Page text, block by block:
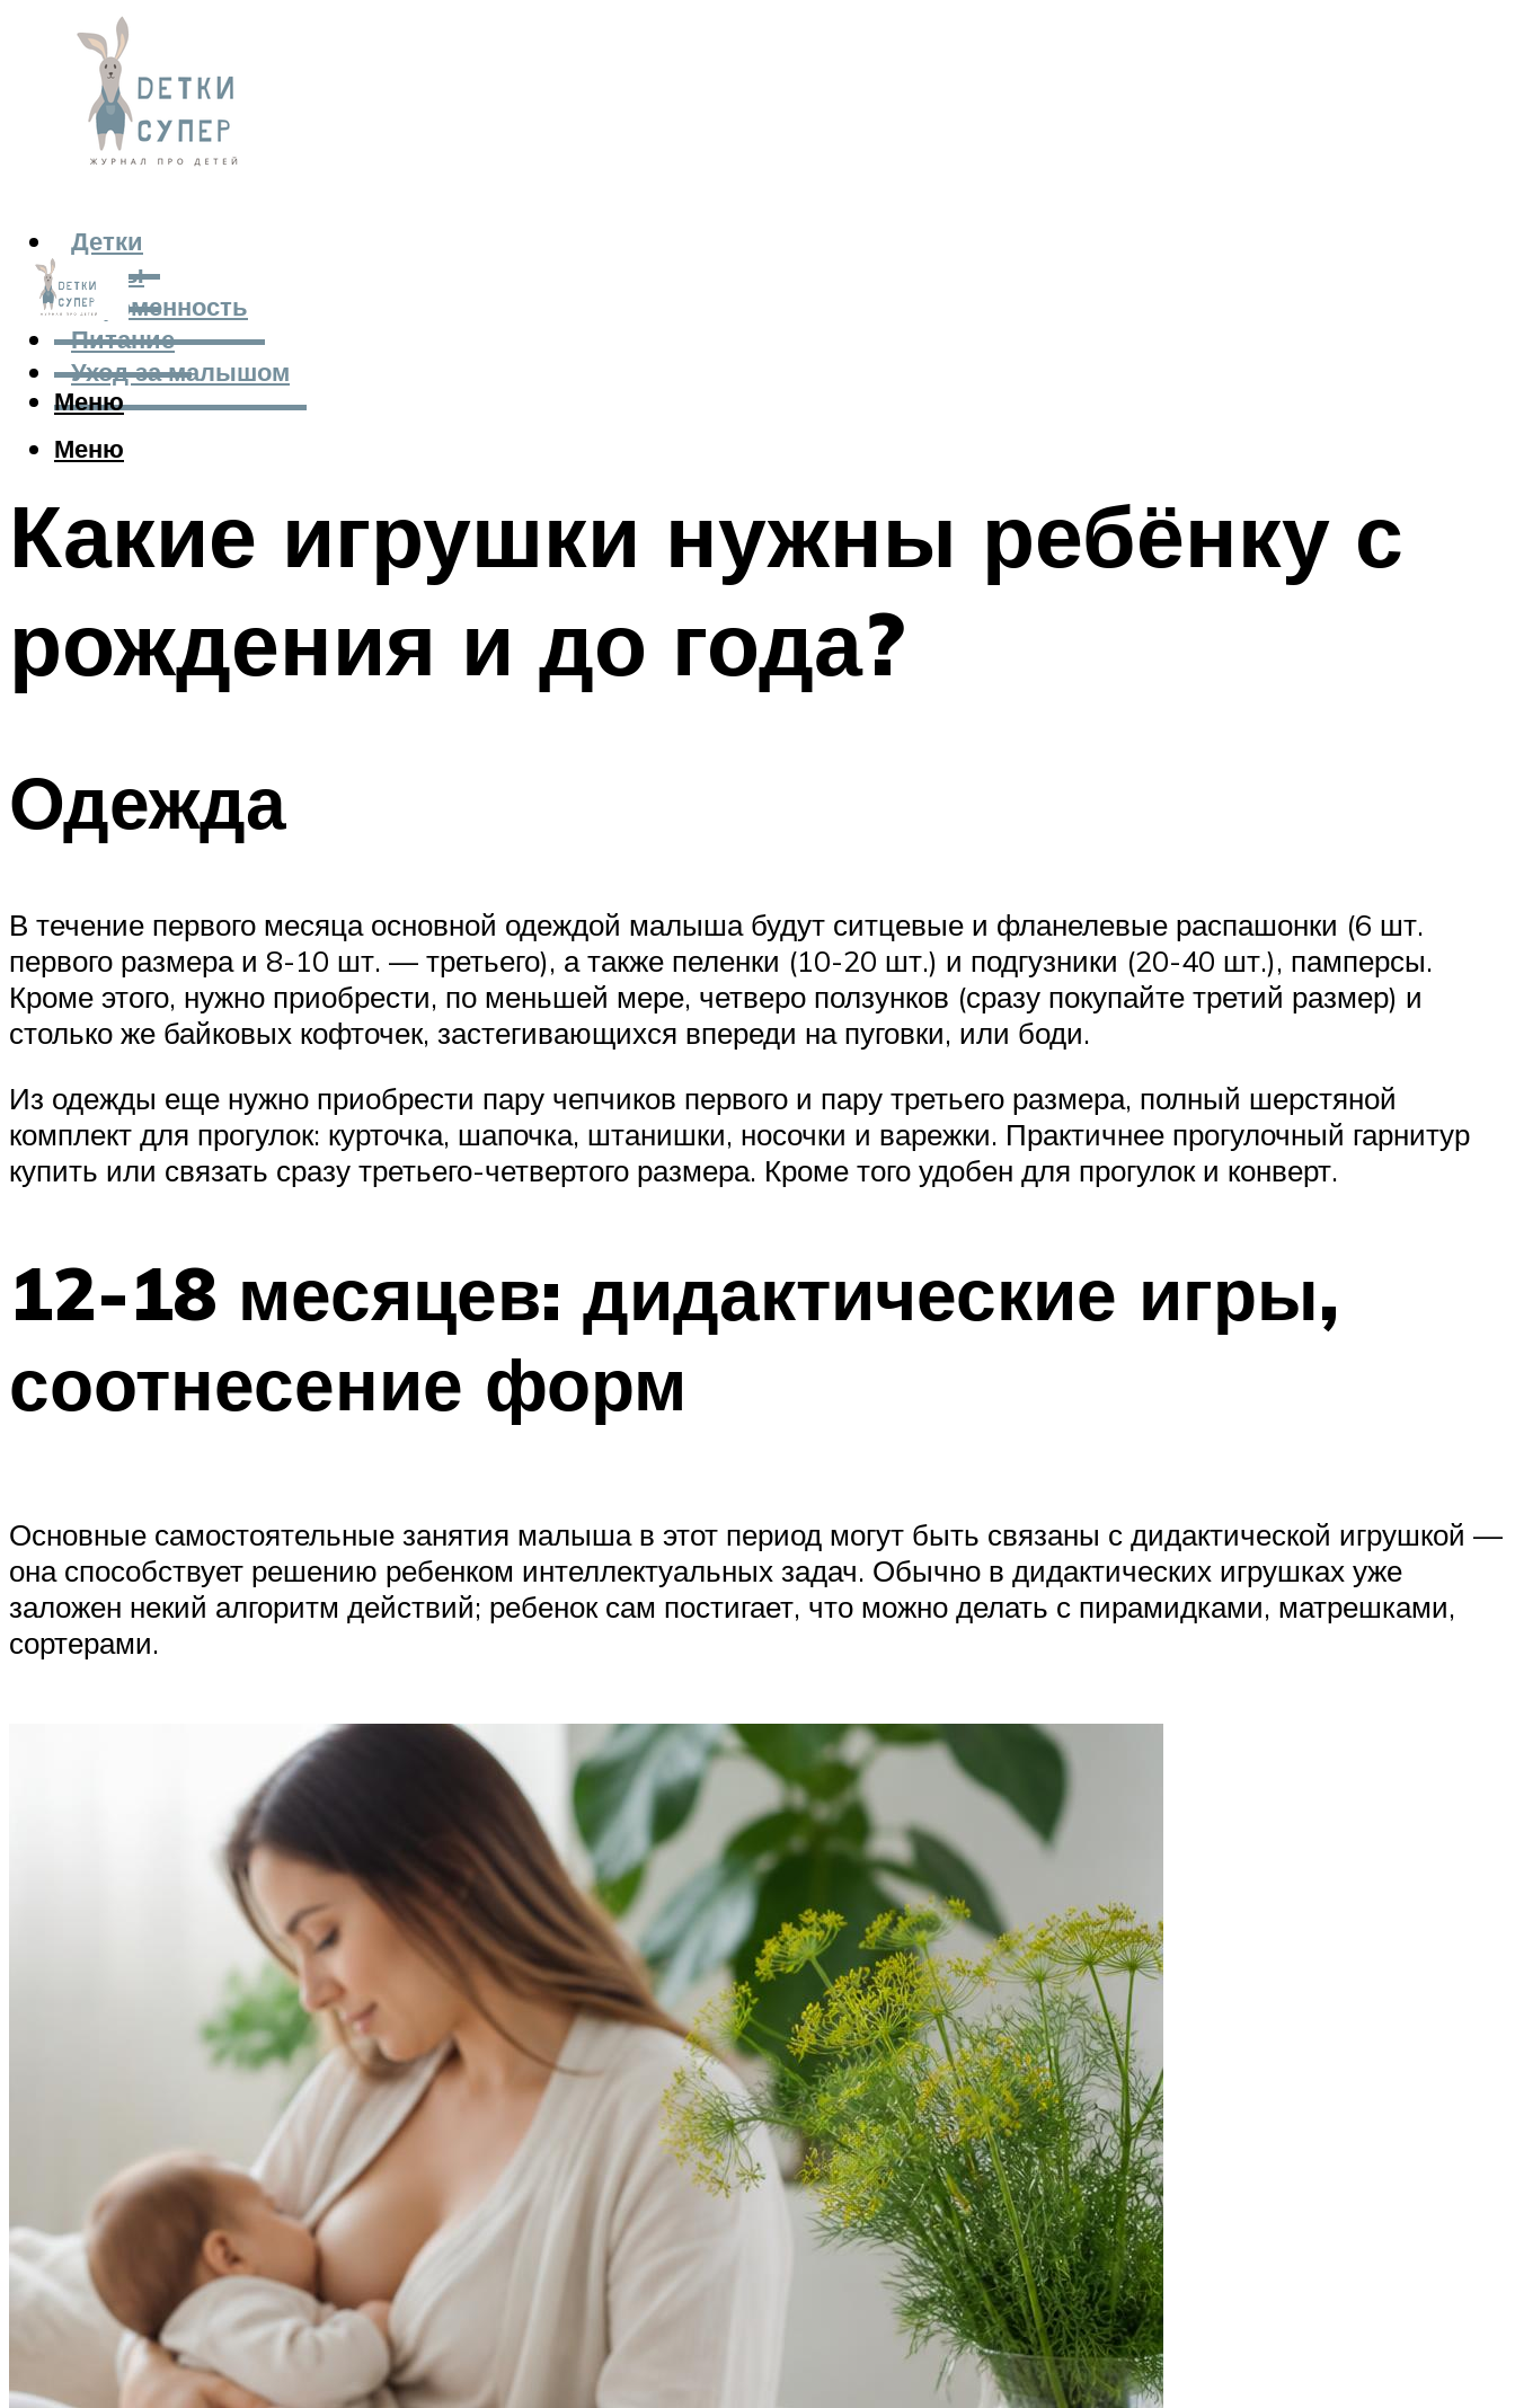
Детки
Мамы
Беременность
Питание
Уход за малышом
Меню
Меню
Какие игрушки нужны ребёнку с
рождения и до года?
Одежда
В течение первого месяца основной одеждой малыша будут ситцевые и фланелевые распашонки (6 шт.
первого размера и 8-10 шт. — третьего), а также пеленки (10-20 шт.) и подгузники (20-40 шт.), памперсы.
Кроме этого, нужно приобрести, по меньшей мере, четверо ползунков (сразу покупайте третий размер) и
столько же байковых кофточек, застегивающихся впереди на пуговки, или боди.
Из одежды еще нужно приобрести пару чепчиков первого и пару третьего размера, полный шерстяной
комплект для прогулок: курточка, шапочка, штанишки, носочки и варежки. Практичнее прогулочный гарнитур
купить или связать сразу третьего-четвертого размера. Кроме того удобен для прогулок и конверт.
12-18 месяцев: дидактические игры,
соотнесение форм
Основные самостоятельные занятия малыша в этот период могут быть связаны с дидактической игрушкой —
она способствует решению ребенком интеллектуальных задач. Обычно в дидактических игрушках уже
заложен некий алгоритм действий; ребенок сам постигает, что можно делать с пирамидками, матрешками,
сортерами.